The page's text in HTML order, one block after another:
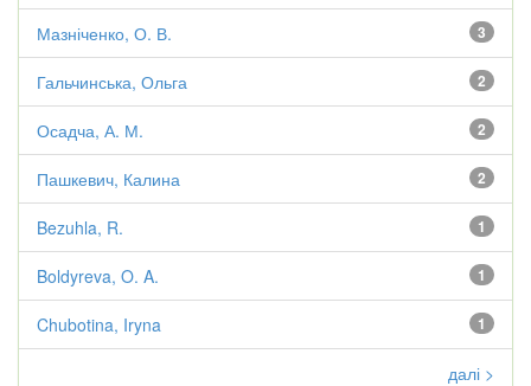
3
Мазніченко, О. В.
2
Гальчинська, Ольга
2
Осадча, А. М.
2
Пашкевич, Калина
1
Bezuhla, R.
1
Boldyreva, O. A.
1
Chubotina, Iryna
далі >